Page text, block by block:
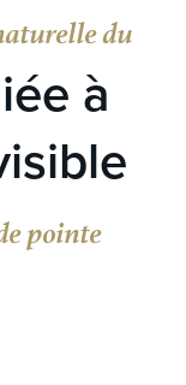
du
à
pointe